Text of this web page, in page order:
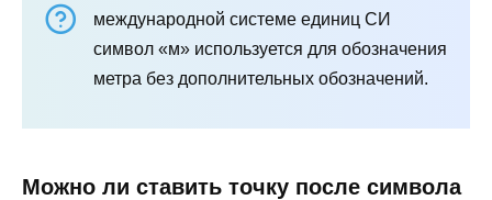
международной системе единиц СИ
символ «м» используется для обозначения
метра без дополнительных обозначений.
Можно ли ставить точку после символа